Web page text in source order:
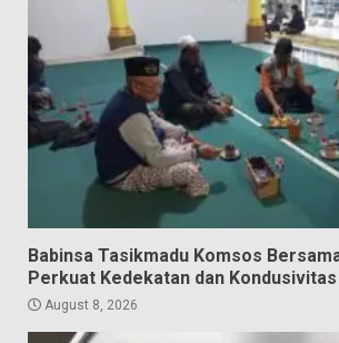
Babinsa Tasikmadu Komsos
Perkuat Kedekatan dan Kondusivitas
August 8, 2026